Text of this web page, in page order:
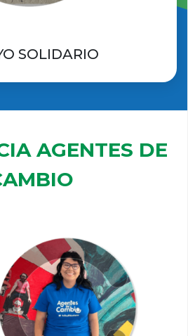
SOLIDARIO
AGENTES DE